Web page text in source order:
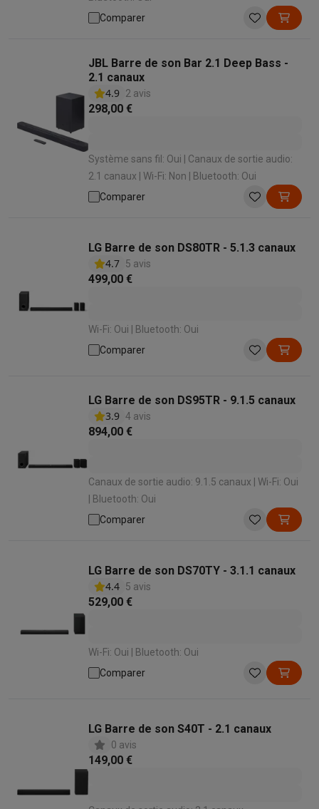
Comparer
JBL Barre de son Bar 2.1 Deep Bass -
2.1 canaux
4.9 2 avis
298,00 €
Système sans fil: Oui | Canaux de sortie audio:
2.1 canaux | Wi-Fi: Non | Bluetooth: Oui
Comparer
LG Barre de son DS80TR - 5.1.3 canaux
4.7 5 avis
499,00 €
Wi-Fi: Oui | Bluetooth: Oui
Comparer
LG Barre de son DS95TR - 9.1.5 canaux
3.9 4 avis
894,00 €
Canaux de sortie audio: 9.1.5 canaux | Wi-Fi: Oui
| Bluetooth: Oui
Comparer
LG Barre de son DS70TY - 3.1.1 canaux
4.4 5 avis
529,00 €
Wi-Fi: Oui | Bluetooth: Oui
Comparer
LG Barre de son S40T - 2.1 canaux
0 avis
149,00 €